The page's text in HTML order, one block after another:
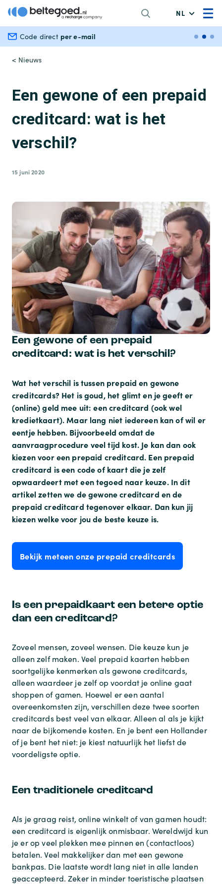
NL
Code direct per e-mail
< Nieuws
Een gewone of een prepaid
creditcard: wat is het
verschil?
15 juni 2020
Een gewone of een prepaid
creditcard: wat is het verschil?
Wat het verschil is tussen prepaid en gewone
creditcards? Het is goud, het glimt en je geeft er
(online) geld mee uit: een creditcard (ook wel
kredietkaart). Maar lang niet iedereen kan of wil er
eentje hebben. Bijvoorbeeld omdat de
aanvraagprocedure veel tijd kost. Je kan dan ook
kiezen voor een prepaid creditcard. Een prepaid
creditcard is een code of kaart die je zelf
opwaardeert met een tegoed naar keuze. In dit
artikel zetten we de gewone creditcard en de
prepaid creditcard tegenover elkaar. Dan kun jij
kiezen welke voor jou de beste keuze is.
Bekijk meteen onze prepaid creditcards
Is een prepaidkaart een betere optie
dan een creditcard?
Zoveel mensen, zoveel wensen. Die keuze kun je
alleen zelf maken. Veel prepaid kaarten hebben
soortgelijke kenmerken als gewone creditcards,
alleen waardeer je zelf op voordat je online gaat
shoppen of gamen. Hoewel er een aantal
overeenkomsten zijn, verschillen deze twee soorten
creditcards best veel van elkaar. Alleen al als je kijkt
naar de bijkomende kosten. En je bent een Hollander
of je bent het niet: je kiest natuurlijk het liefst de
voordeligste optie.
Een traditionele creditcard
Als je graag reist, online winkelt of van gamen houdt:
een creditcard is eigenlijk onmisbaar. Wereldwijd kun
je er op veel plekken mee pinnen en (contactloos)
betalen. Veel makkelijker dan met een gewone
bankpas. Die laatste wordt lang niet in alle landen
geaccepteerd. Zeker in minder toeristische plaatsen